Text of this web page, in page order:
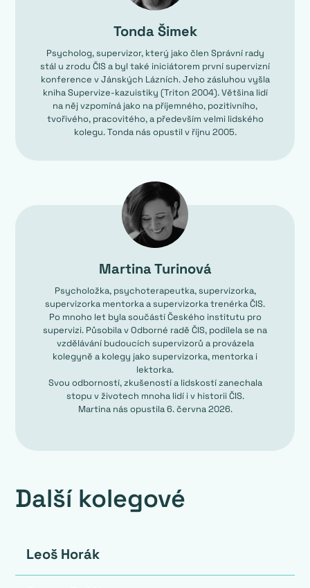
Tonda Šimek
Psycholog, supervizor, který jako člen Správní rady
stál u zrodu ČIS a byl také iniciátorem první supervizní
konference v Jánských Lázních. Jeho zásluhou vyšla
kniha Supervize-kazuistiky (Triton 2004). Většina lidí
na něj vzpomíná jako na příjemného, pozitivního,
tvořivého, pracovitého, a především velmi lidského
kolegu. Tonda nás opustil v říjnu 2005.
Martina Turinová
Psycholožka, psychoterapeutka, supervizorka,
supervizorka mentorka a supervizorka trenérka ČIS.
Po mnoho let byla součástí Českého institutu pro
supervizi. Působila v Odborné radě ČIS, podílela se na
vzdělávání budoucích supervizorů a provázela
kolegyně a kolegy jako supervizorka, mentorka i
lektorka.
Svou odborností, zkušeností a lidskostí zanechala
stopu v životech mnoha lidí i v historii ČIS.
Martina nás opustila 6. června 2026.
Další kolegové
Leoš Horák